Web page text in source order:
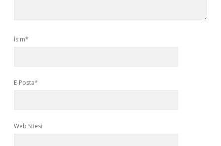
İsim*
E-Posta*
Web Sitesi